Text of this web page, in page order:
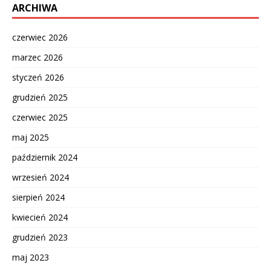
ARCHIWA
czerwiec 2026
marzec 2026
styczeń 2026
grudzień 2025
czerwiec 2025
maj 2025
październik 2024
wrzesień 2024
sierpień 2024
kwiecień 2024
grudzień 2023
maj 2023